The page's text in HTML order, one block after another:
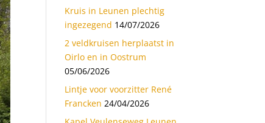
Kruis in Leunen plechtig
ingezegend 14/07/2026
2 veldkruisen herplaatst in
Oirlo en in Oostrum
05/06/2026
Lintje voor voorzitter René
Francken 24/04/2026